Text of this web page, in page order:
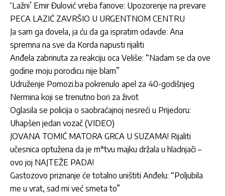
‘Lažni’ Emir Đulović vreba fanove: Upozorenje na prevare
PECA LAZIĆ ZAVRŠIO U URGENTNOM CENTRU
Ja sam ga dovela, ja ću da ga ispratim odavde: Ana
spremna na sve da Korda napusti rijaliti
Anđela zabrinuta za reakciju oca Veliše: “Nadam se da ove
godine moju porodicu nije blam”
Udruženje Pomozi.ba pokrenulo apel za 40-godišnjeg
Nermina koji se trenutno bori za život
Oglasila se policija o saobraćajnoj nesreći u Prijedoru:
Uhapšen jedan vozač (VIDEO)
JOVANA TOMIĆ MATORA GRCA U SUZAMA! Rijaliti
učesnica optužena da je m*tvu majku držala u hladnjači –
ovo joj NAJTEŽE PADA!
Gastozovo priznanje će totalno uništiti Anđelu: “Poljubila
me u vrat, sad mi već smeta to”